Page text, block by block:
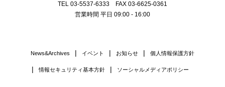
TEL 03-5537-6333 FAX 03-6625-0361
営業時間 平日 09:00 - 16:00
News&Archives イベント お知らせ 個人情報保護方針
情報セキュリティ基本方針 ソーシャルメディアポリシー